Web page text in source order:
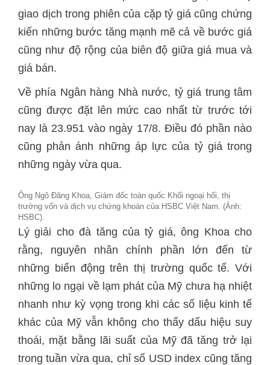
giao dịch trong phiên của cặp tỷ giá cũng chứng
kiến những bước tăng mạnh mẽ cả về bước giá
cũng như độ rộng của biên độ giữa giá mua và
giá bán.
Về phía Ngân hàng Nhà nước, tỷ giá trung tâm
cũng được đặt lên mức cao nhất từ trước tới
nay là 23.951 vào ngày 17/8. Điều đó phần nào
cũng phản ánh những áp lực của tỷ giá trong
những ngày vừa qua.
Ông Ngô Đăng Khoa, Giám đốc toàn quốc Khối ngoại hối, thị
trường vốn và dịch vụ chứng khoán của HSBC Việt Nam. (Ảnh:
HSBC).
Lý giải cho đà tăng của tỷ giá, ông Khoa cho
rằng, nguyên nhân chính phần lớn đến từ
những biến động trên thị trường quốc tế. Với
những lo ngại về lạm phát của Mỹ chưa hạ nhiệt
nhanh như kỳ vọng trong khi các số liệu kinh tế
khác của Mỹ vẫn không cho thấy dấu hiệu suy
thoái, mặt bằng lãi suất của Mỹ đã tăng trở lại
trong tuần vừa qua, chỉ số USD index cũng tăng